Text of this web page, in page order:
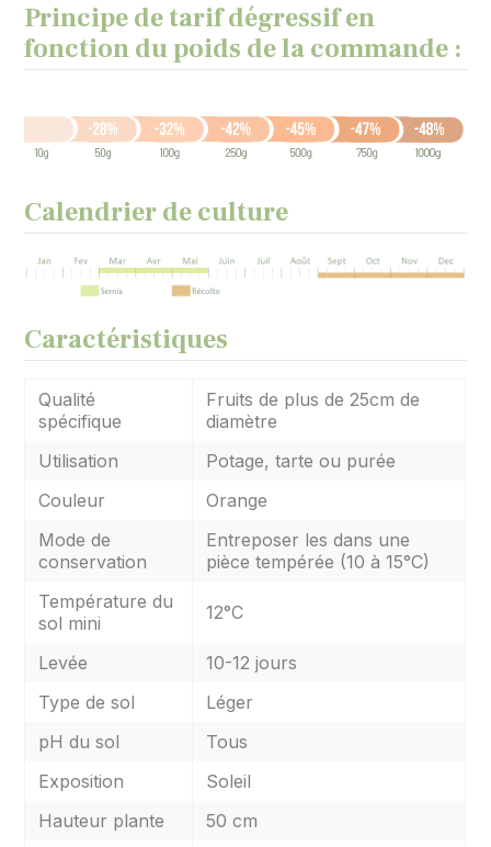
Principe de tarif dégressif en
fonction du poids de la commande :
Calendrier de culture
Caractéristiques
Qualité
spécifique
Fruits de plus de 25cm de
diamètre
Utilisation
Potage, tarte ou purée
Couleur
Orange
Mode de
conservation
Entreposer les dans une
pièce tempérée (10 à 15°C)
Température du
sol mini
12°C
Levée
10-12 jours
Type de sol
Léger
pH du sol
Tous
Exposition
Soleil
Hauteur plante
50 cm